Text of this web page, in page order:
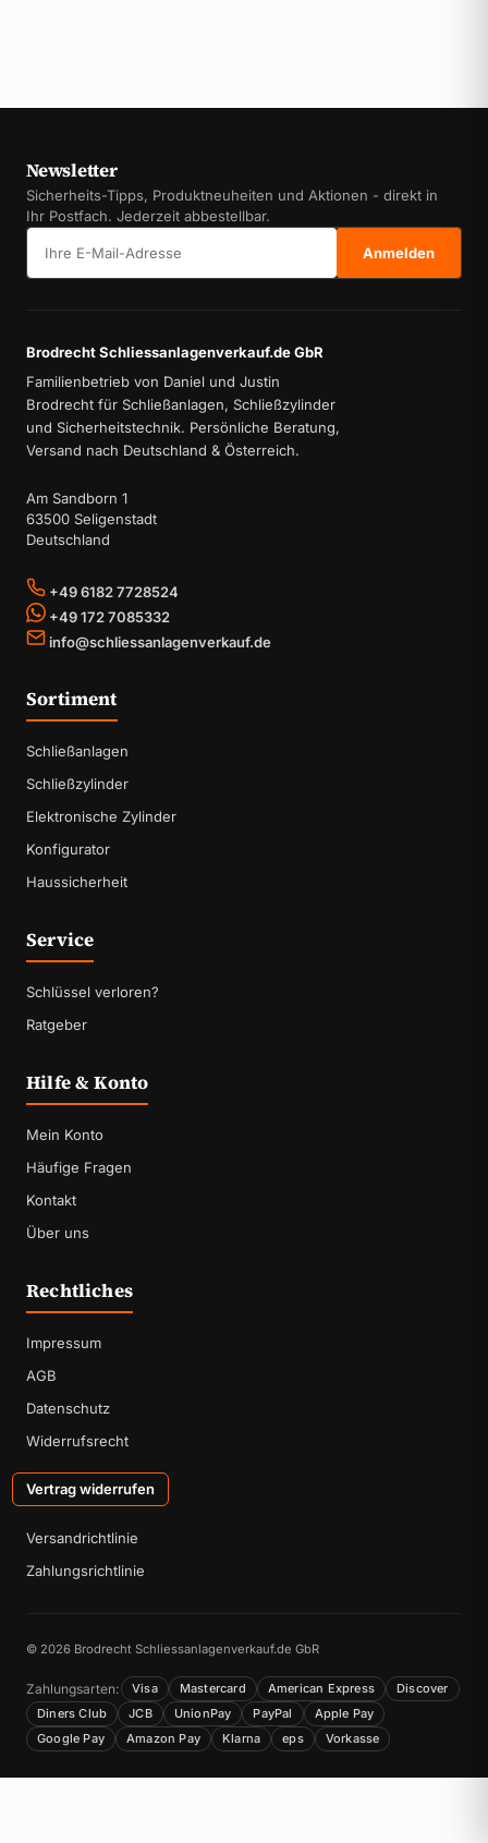
Newsletter
Sicherheits-Tipps, Produktneuheiten und Aktionen - direkt in
Ihr Postfach. Jederzeit abbestellbar.
Anmelden
Brodrecht Schliessanlagenverkauf.de GbR
Familienbetrieb von Daniel und Justin
Brodrecht für Schließanlagen, Schließzylinder
und Sicherheitstechnik. Persönliche Beratung,
Versand nach Deutschland & Österreich.
Am Sandborn 1
63500 Seligenstadt
Deutschland
+49 6182 7728524
+49 172 7085332
info@schliessanlagenverkauf.de
Sortiment
Schließanlagen
Schließzylinder
Elektronische Zylinder
Konfigurator
Haussicherheit
Service
Schlüssel verloren?
Ratgeber
Hilfe & Konto
Mein Konto
Häufige Fragen
Kontakt
Über uns
Rechtliches
Impressum
AGB
Datenschutz
Widerrufsrecht
Vertrag widerrufen
Versandrichtlinie
Zahlungsrichtlinie
© 2026 Brodrecht Schliessanlagenverkauf.de GbR
Zahlungsarten: Visa Mastercard American Express
Discover
Diners Club
JCB UnionPay PayPal
Apple Pay
Google Pay
Amazon Pay Klarna eps Vorkasse